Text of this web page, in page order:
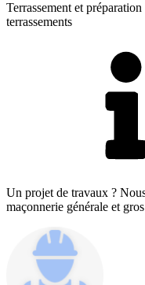
Terrassement et
terrassements
Un projet de travaux ?
maçonnerie générale et